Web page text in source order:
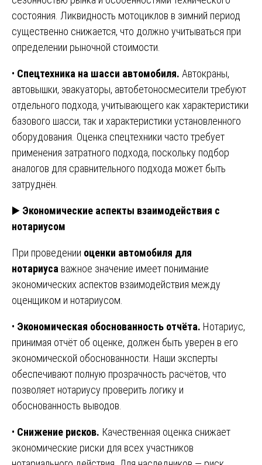
состояния. Ликвидность мотоциклов в зимний период
существенно снижается, что должно учитываться при
определении рыночной стоимости.
• Спецтехника на шасси автомобиля. Автокраны,
автовышки, эвакуаторы, автобетоносмесители требуют
отдельного подхода, учитывающего как характеристики
базового шасси, так и характеристики установленного
оборудования. Оценка спецтехники часто требует
применения затратного подхода, поскольку подбор
аналогов для сравнительного подхода может быть
затруднён.
▶️ Экономические аспекты взаимодействия с
нотариусом
При проведении оценки автомобиля для
нотариуса важное значение имеет понимание
экономических аспектов взаимодействия между
оценщиком и нотариусом.
• Экономическая обоснованность отчёта. Нотариус,
принимая отчёт об оценке, должен быть уверен в его
экономической обоснованности. Наши эксперты
обеспечивают полную прозрачность расчётов, что
позволяет нотариусу проверить логику и
обоснованность выводов.
• Снижение рисков. Качественная оценка снижает
экономические риски для всех участников